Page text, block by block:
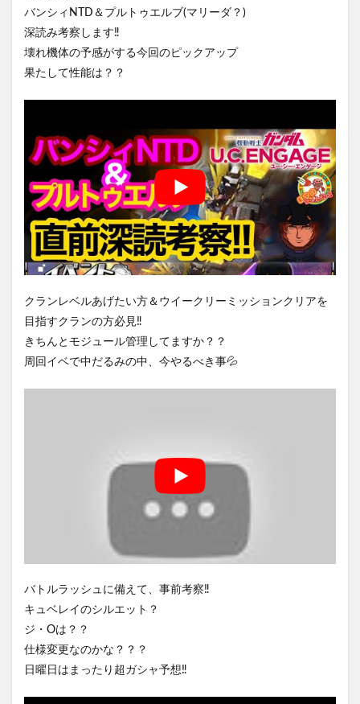
バンシィNTD＆プルトゥエルブ(マリーダ？)
深読み考察します‼️
壊れ機体の予感がする今回のピックアップ
果たして性能は？？
クランレベルあげたい方＆ウイークリーミッションクリアを
目指すクランの方必見‼️
きちんとモジュール管理してますか？？
周回イベで中だるみの中、今やるべき事💦
バトルラッシュに備えて、事前考察‼️
キュベレイのシルエット？
ジ・Oは？？
仕様変更なのかな？？？
日曜日はまったり超ガシャ予想‼️